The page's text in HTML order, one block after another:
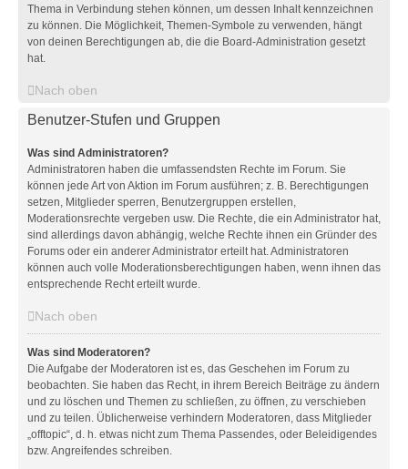
Thema in Verbindung stehen können, um dessen Inhalt kennzeichnen
zu können. Die Möglichkeit, Themen-Symbole zu verwenden, hängt
von deinen Berechtigungen ab, die die Board-Administration gesetzt
hat.
Nach oben
Benutzer-Stufen und Gruppen
Was sind Administratoren?
Administratoren haben die umfassendsten Rechte im Forum. Sie
können jede Art von Aktion im Forum ausführen; z. B. Berechtigungen
setzen, Mitglieder sperren, Benutzergruppen erstellen,
Moderationsrechte vergeben usw. Die Rechte, die ein Administrator hat,
sind allerdings davon abhängig, welche Rechte ihnen ein Gründer des
Forums oder ein anderer Administrator erteilt hat. Administratoren
können auch volle Moderationsberechtigungen haben, wenn ihnen das
entsprechende Recht erteilt wurde.
Nach oben
Was sind Moderatoren?
Die Aufgabe der Moderatoren ist es, das Geschehen im Forum zu
beobachten. Sie haben das Recht, in ihrem Bereich Beiträge zu ändern
und zu löschen und Themen zu schließen, zu öffnen, zu verschieben
und zu teilen. Üblicherweise verhindern Moderatoren, dass Mitglieder
„offtopic“, d. h. etwas nicht zum Thema Passendes, oder Beleidigendes
bzw. Angreifendes schreiben.